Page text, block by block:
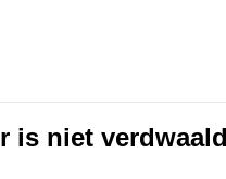
is niet verdwaald